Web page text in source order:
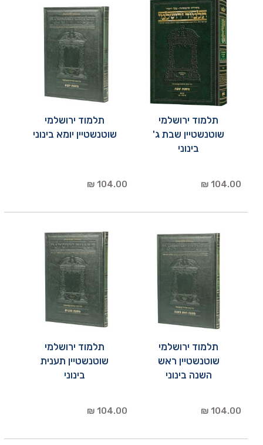
תלמוד ירושלמי
שוטנשטיין שבת ג'
בינוני
104.00 ₪
תלמוד ירושלמי
שוטנשטיין יומא בינוני
104.00 ₪
תלמוד ירושלמי
שוטנשטיין ראש
השנה בינוני
104.00 ₪
תלמוד ירושלמי
שוטנשטיין תענית
בינוני
104.00 ₪